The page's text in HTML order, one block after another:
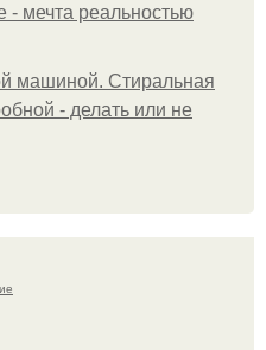
- мечта реальностью
машиной. Стиральная
- делать или не